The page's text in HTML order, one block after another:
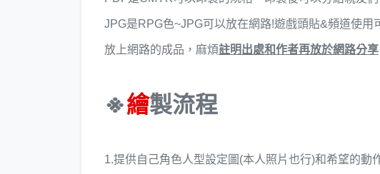
JPG是RPG色~JPG可以放在網路!遊戲頭貼&頻道使用
放上網路的成品，麻煩註明出處和作者再放於網路分享
※繪製流程
1.提供自己角色人型設定圖(本人照片也行)和希望的動